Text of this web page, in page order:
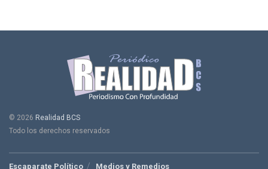
© 2026 Realidad BCS
Todo los derechos reservados
Escaparate Político Medios y Remedios